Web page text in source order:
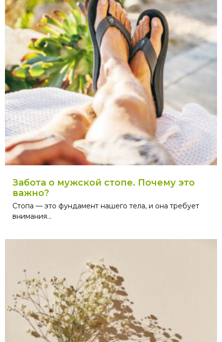
Забота о мужской стопе. Почему это
важно?
Стопа — это фундамент нашего тела, и она требует
внимания...